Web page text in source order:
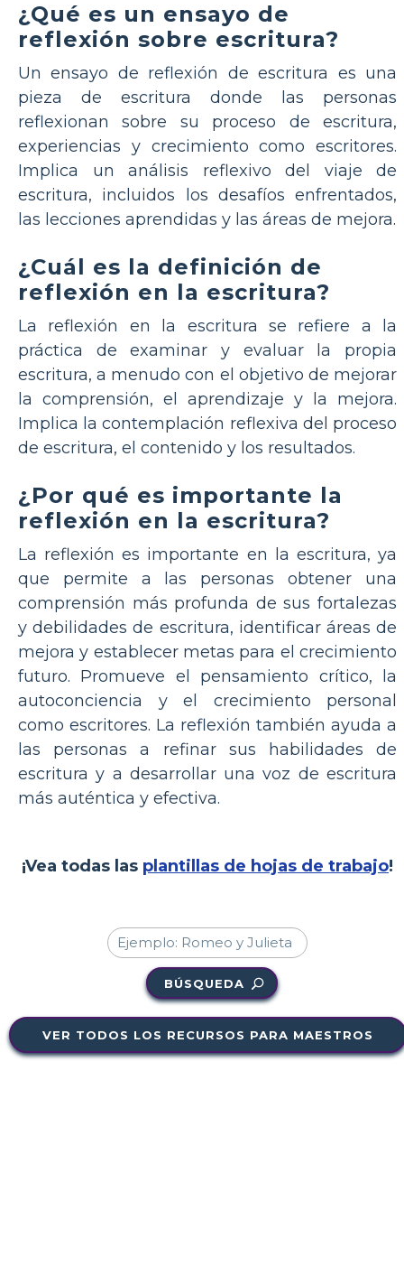
¿Qué es un ensayo de
reflexión sobre escritura?
Un ensayo de reflexión de escritura es una
pieza de escritura donde las personas
reflexionan sobre su proceso de escritura,
experiencias y crecimiento como escritores.
Implica un análisis reflexivo del viaje de
escritura, incluidos los desafíos enfrentados,
las lecciones aprendidas y las áreas de mejora.
¿Cuál es la definición de
reflexión en la escritura?
La reflexión en la escritura se refiere a la
práctica de examinar y evaluar la propia
escritura, a menudo con el objetivo de mejorar
la comprensión, el aprendizaje y la mejora.
Implica la contemplación reflexiva del proceso
de escritura, el contenido y los resultados.
¿Por qué es importante la
reflexión en la escritura?
La reflexión es importante en la escritura, ya
que permite a las personas obtener una
comprensión más profunda de sus fortalezas
y debilidades de escritura, identificar áreas de
mejora y establecer metas para el crecimiento
futuro. Promueve el pensamiento crítico, la
autoconciencia y el crecimiento personal
como escritores. La reflexión también ayuda a
las personas a refinar sus habilidades de
escritura y a desarrollar una voz de escritura
más auténtica y efectiva.
¡Vea todas las plantillas de hojas de trabajo!
BÚSQUEDA
VER TODOS LOS RECURSOS PARA MAESTROS